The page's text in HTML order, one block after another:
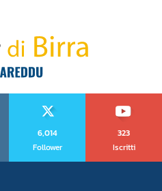
6,014
Follower
323
Iscritti